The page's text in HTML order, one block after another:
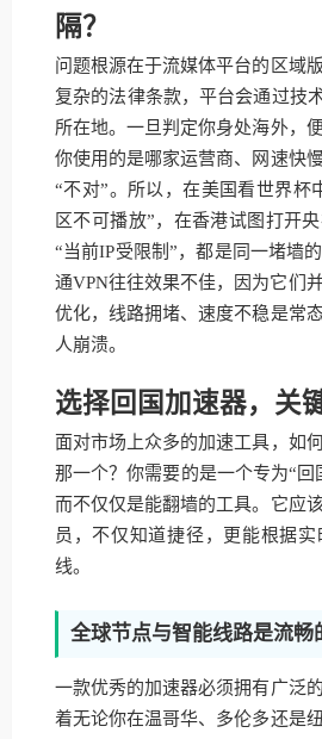
隔？
问题根源在于流媒体平台的区域
复杂的法律条款，平台会通过技
所在地。一旦判定你身处海外，
你使用的是哪家运营商、网速快
“不对”。所以，在美国看世界杯
区不可播放”，在香港试图打开
“当前IP受限制”，都是同一堵墙
通VPN往往效果不佳，因为它们
优化，线路拥堵、速度不稳是常
人崩溃。
选择回国加速器，关
面对市场上众多的加速工具，如
那一个？你需要的是一个专为“回
而不仅仅是能翻墙的工具。它应
员，不仅知道捷径，更能根据
线。
全球节点与智能线路是流畅
一款优秀的加速器必须拥有广泛
着无论你在温哥华、多伦多还是